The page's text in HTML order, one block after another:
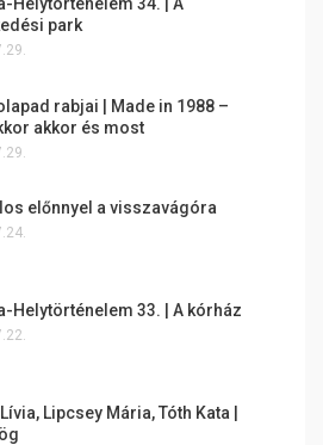
park
rabjai | Made in 1988 –
akkor és most
előnnyel a visszavágóra
Helytörténelem 33. | A kórház
Lipcsey Mária, Tóth Kata |